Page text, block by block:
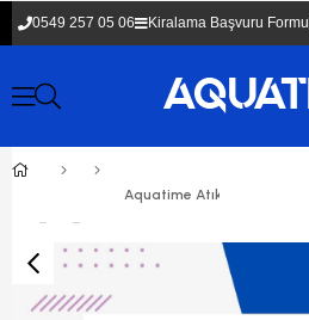
0549 257 05 06 Kiralama Başvuru Formu